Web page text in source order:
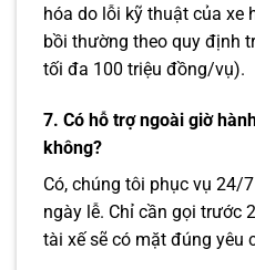
hóa do lỗi kỹ thuật của xe
bồi thường theo quy định
tối đa 100 triệu đồng/vụ).
7. Có hỗ trợ ngoài giờ
không?
Có, chúng tôi phục vụ 24/
ngày lễ. Chỉ cần gọi trước
tài xế sẽ có mặt đúng yêu